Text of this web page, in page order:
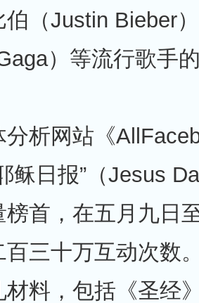
伯（Justin Bieber
）等流行歌手
分析网站《
稣日报”（Jesus
榜首，在五月九日
百三十万互动次数
材料，包括《圣经